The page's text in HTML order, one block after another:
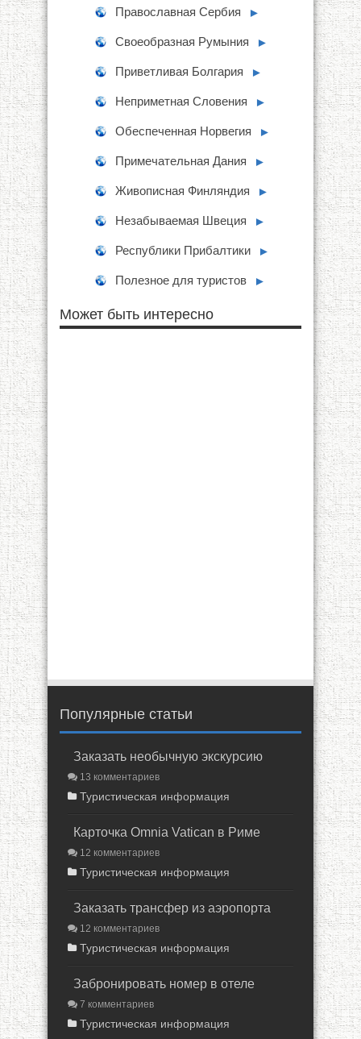
Православная Сербия ►
Своеобразная Румыния ►
Приветливая Болгария ►
Неприметная Словения ►
Обеспеченная Норвегия ►
Примечательная Дания ►
Живописная Финляндия ►
Незабываемая Швеция ►
Республики Прибалтики ►
Полезное для туристов ►
Может быть интересно
Популярные статьи
Заказать необычную экскурсию
13 комментариев
Туристическая информация
Карточка Omnia Vatican в Риме
12 комментариев
Туристическая информация
Заказать трансфер из аэропорта
12 комментариев
Туристическая информация
Забронировать номер в отеле
7 комментариев
Туристическая информация